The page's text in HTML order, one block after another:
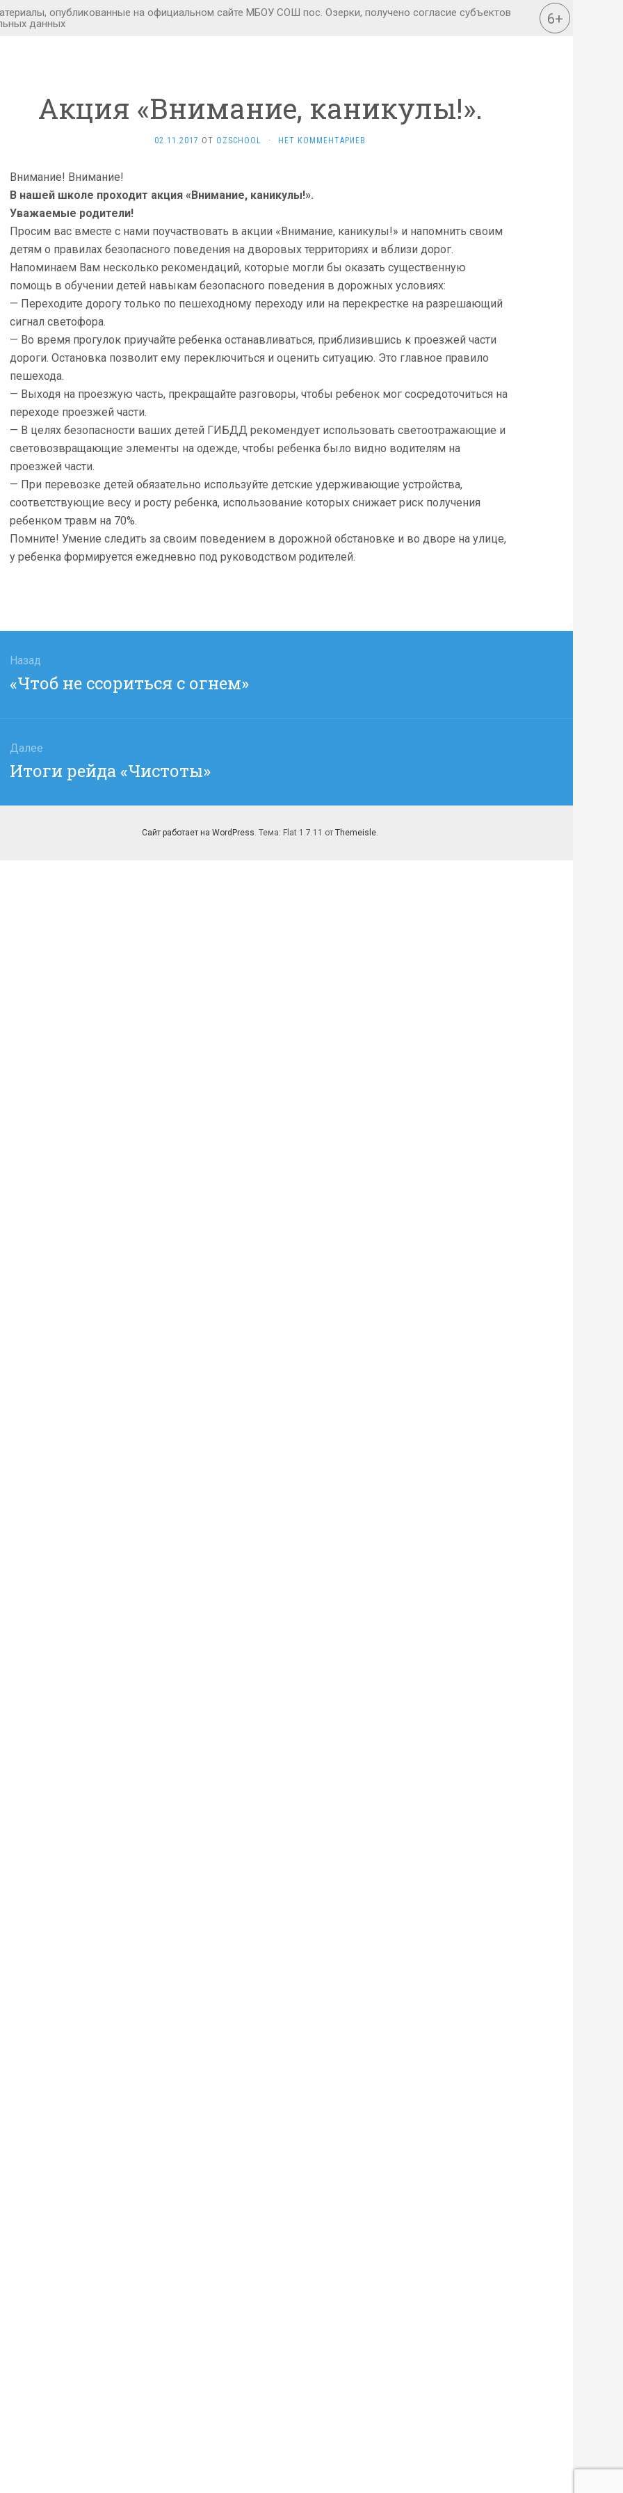
Акция «Внимание, каникулы!».
02.11.2017 ОТ OZSCHOOL · НЕТ КОММЕНТАРИЕВ
Внимание! Внимание!
В нашей школе проходит акция «Внимание, каникулы!».
Уважаемые родители!
Просим вас вместе с нами поучаствовать в акции «Внимание, каникулы!» и напомнить своим
детям о правилах безопасного поведения на дворовых территориях и вблизи дорог.
Напоминаем Вам несколько рекомендаций, которые могли бы оказать существенную
помощь в обучении детей навыкам безопасного поведения в дорожных условиях:
— Переходите дорогу только по пешеходному переходу или на перекрестке на разрешающий
сигнал светофора.
— Во время прогулок приучайте ребенка останавливаться, приблизившись к проезжей части
дороги. Остановка позволит ему переключиться и оценить ситуацию. Это главное правило
пешехода.
— Выходя на проезжую часть, прекращайте разговоры, чтобы ребенок мог сосредоточиться на
переходе проезжей части.
— В целях безопасности ваших детей ГИБДД рекомендует использовать светоотражающие и
световозвращающие элементы на одежде, чтобы ребенка было видно водителям на
проезжей части.
— При перевозке детей обязательно используйте детские удерживающие устройства,
соответствующие весу и росту ребенка, использование которых снижает риск получения
ребенком травм на 70%.
Помните! Умение следить за своим поведением в дорожной обстановке и во дворе на улице,
у ребенка формируется ежедневно под руководством родителей.
Назад
Предыдущая
«Чтоб не ссориться с огнем»
Далее
Следующая
Итоги рейда «Чистоты»
Сайт работает на WordPress. Тема: Flat 1.7.11 от Themeisle.